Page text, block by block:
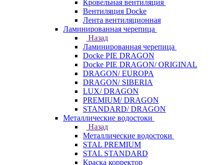
Кровельная вентиляция
Вентиляция Docke
Лента вентиляционная
Ламинированная черепица
Назад
Ламинированная черепица
Docke PIE DRAGON
Docke PIE DRAGON/ ORIGINAL
DRAGON/ EUROPA
DRAGON/ SIBERIA
LUX/ DRAGON
PREMIUM/ DRAGON
STANDARD/ DRAGON
Металлические водостоки
Назад
Металлические водостоки
STAL PREMIUM
STAL STANDARD
Краска корректор